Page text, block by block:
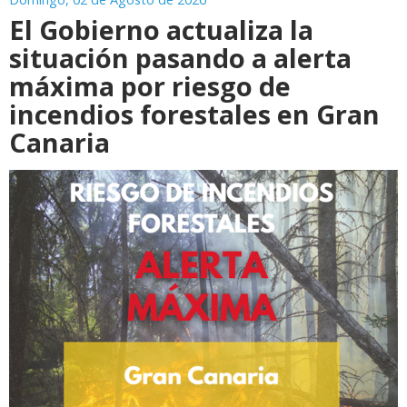
El Gobierno actualiza la
situación pasando a alerta
máxima por riesgo de
incendios forestales en Gran
Canaria